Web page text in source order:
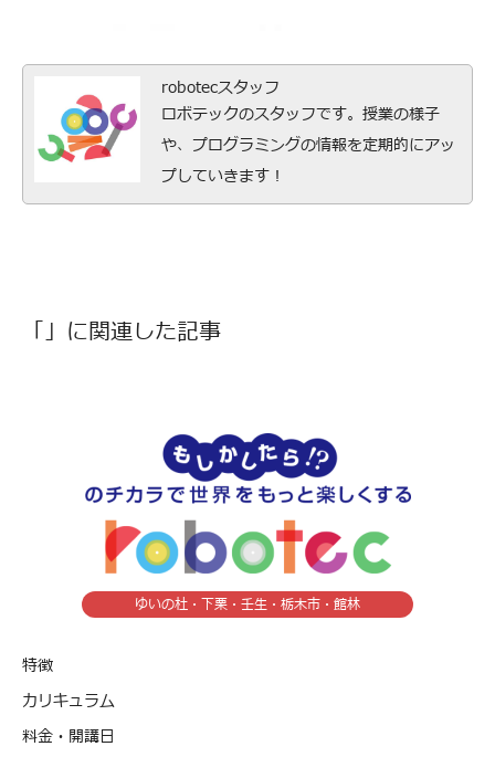
robotecスタッフ
ロボテックのスタッフです。授業の様子
や、プログラミングの情報を定期的にアッ
プしていきます！
「」に関連した記事
ゆいの杜・下栗・壬生・栃木市・館林
特徴
カリキュラム
料金・開講日